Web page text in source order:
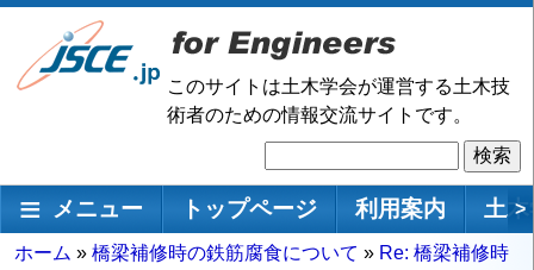
メ
ン
このサイトは土木学会が運営する土木技
術者のための情報交流サイトです。
索
メインナビゲーション
メニュー トップページ 利用案内 土 >
パ
ホーム 橋梁補修時の鉄筋腐食について
Re: 橋梁補修時